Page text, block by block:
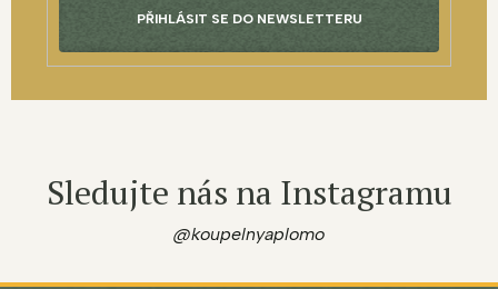
PŘIHLÁSIT SE DO NEWSLETTERU
Sledujte nás na Instagramu
@koupelnyaplomo